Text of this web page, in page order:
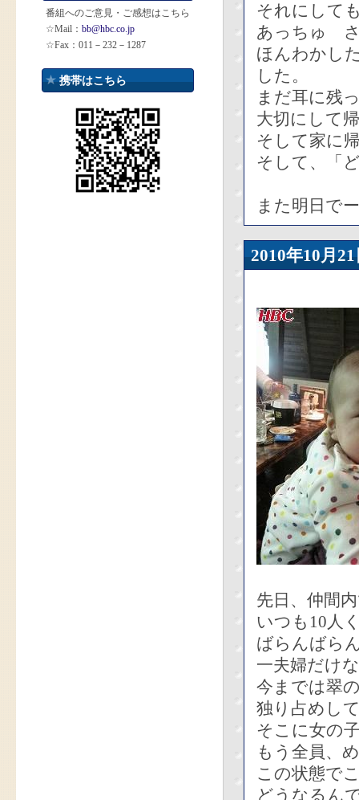
番組へのご意見・ご感想はこちら
☆Mail： bb@hbc.co.jp
☆Fax：011－232－1287
携帯はこちら
それにして
あっちゅ さ
ほんわかし
した。
まだ耳に残
大切にして
そして家に
そして、「
また明日で
2010年10
先日、仲間
いつも10人
ばらんばら
一夫婦だけ
今までは翠
独り占めし
そこに女の
もう全員、
この状態で
どうなるん